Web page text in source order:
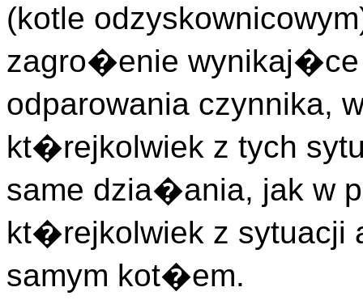
(kotle
zagro�enie
odparowania czynnika,
kt�rejkolwiek z tych
same dzia�ania, jak w
kt�rejkolwiek z sytuacji
samym kot�em.